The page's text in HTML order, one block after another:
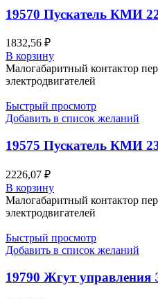
19570 Пускатель КМИ
1832,56 ₽
В корзину
Малогабаритный контактор
электродвигателей
Быстрый просмотр
Добавить в список желаний
19575 Пускатель КМИ
2226,07 ₽
В корзину
Малогабаритный контактор
электродвигателей
Быстрый просмотр
Добавить в список желаний
19790 Жгут